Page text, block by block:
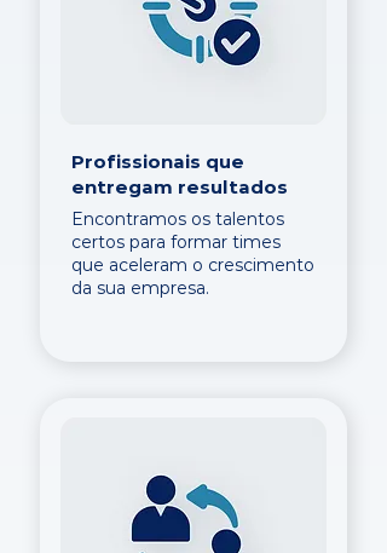
Profissionais que
entregam resultados
Encontramos os talentos
certos para formar times
que aceleram o crescimento
da sua empresa.